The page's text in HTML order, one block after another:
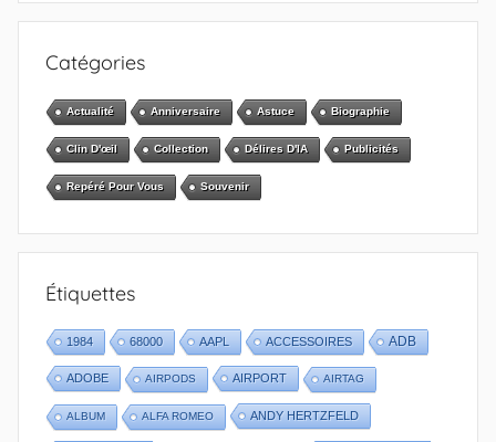
Catégories
Actualité Anniversaire Astuce Biographie
Clin D'œil Collection Délires D'IA Publicités
Repéré Pour Vous Souvenir
Étiquettes
1984 68000 AAPL ACCESSOIRES ADB
ADOBE AIRPODS AIRPORT AIRTAG
ALBUM ALFA ROMEO ANDY HERTZFELD